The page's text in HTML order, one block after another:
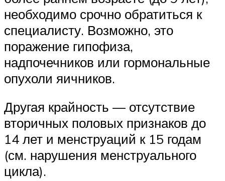
необходимо срочно обратиться к
специалисту. Возможно, это
поражение гипофиза,
надпочечников или гормональные
опухоли яичников.
Другая крайность — отсутствие
вторичных половых признаков до
14 лет и менструаций к 15 годам
(см. нарушения менструального
цикла).